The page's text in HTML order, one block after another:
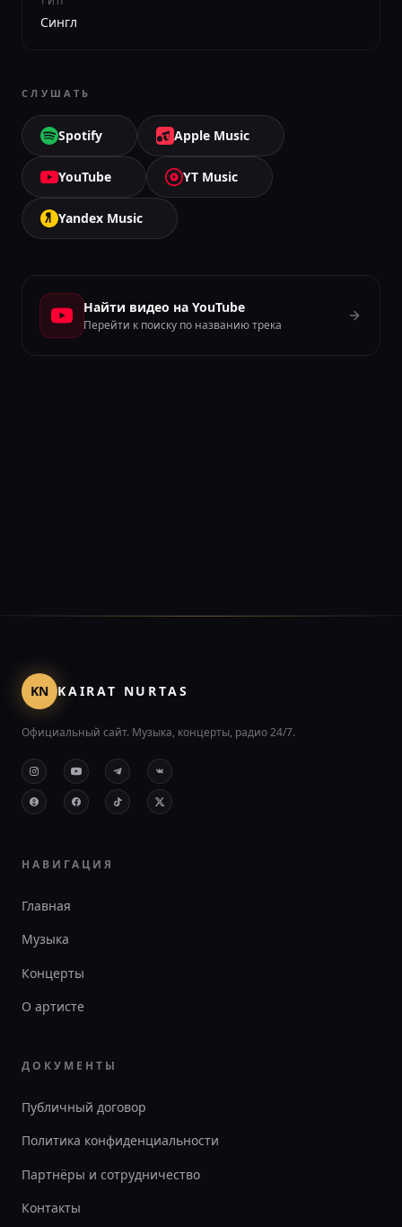
Сингл
СЛУШАТЬ
Spotify Apple Music
YouTube YT Music
Yandex Music
Найти видео на YouTube
Перейти к поиску по названию трека
KN KAIRAT NURTAS
Официальный сайт. Музыка, концерты, радио 24/7.
НАВИГАЦИЯ
Главная
Музыка
Концерты
О артисте
ДОКУМЕНТЫ
Публичный договор
Политика конфиденциальности
Партнёры и сотрудничество
Контакты